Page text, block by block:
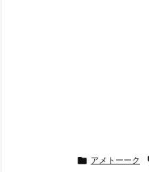
 アメトーーク